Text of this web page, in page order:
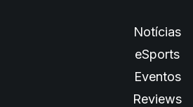
Notícias
eSports
Eventos
Reviews